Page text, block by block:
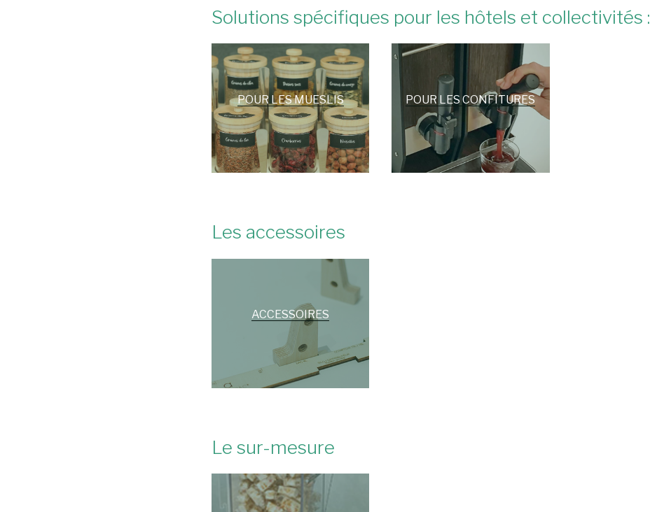
Solutions spécifiques pour les hôtels et collectivités :
POUR LES MUESLIS POUR LES CONFITURES
Les accessoires
ACCESSOIRES
Le sur-mesure